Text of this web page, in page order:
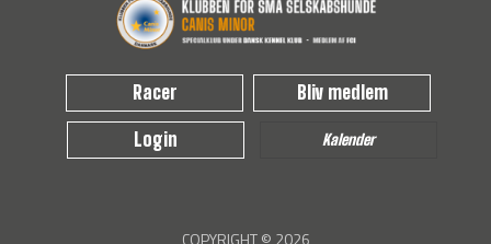
Løgstørvej 183
Hovangsvej 63
Racer Bliv medlem
Login Kalender
COPYRIGHT © 2026